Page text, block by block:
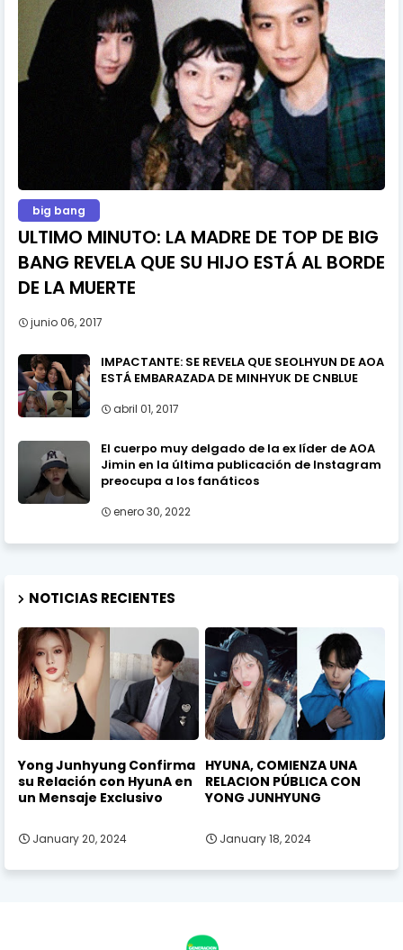
big bang
ULTIMO MINUTO: LA MADRE DE TOP DE BIG
BANG REVELA QUE SU HIJO ESTÁ AL BORDE
DE LA MUERTE
junio 06, 2017
IMPACTANTE: SE REVELA QUE SEOLHYUN DE AOA
ESTÁ EMBARAZADA DE MINHYUK DE CNBLUE
abril 01, 2017
El cuerpo muy delgado de la ex líder de AOA
Jimin en la última publicación de Instagram
preocupa a los fanáticos
enero 30, 2022
NOTICIAS RECIENTES
Yong Junhyung Confirma
su Relación con HyunA en
un Mensaje Exclusivo
January 20, 2024
HYUNA, COMIENZA UNA
RELACION PÚBLICA CON
YONG JUNHYUNG
January 18, 2024